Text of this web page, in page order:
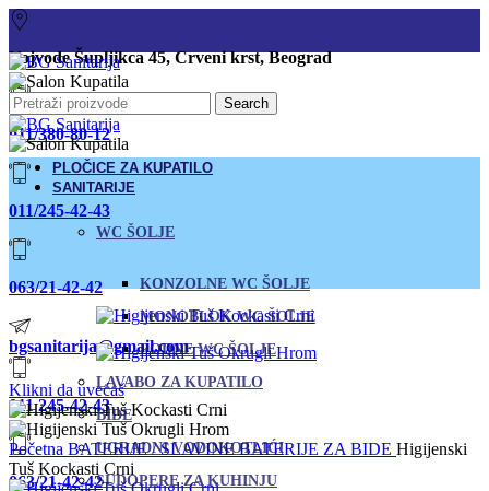
Vojvode Šupljikca 45, Crveni krst, Beograd
011/380-80-12
011/245-42-43
063/21-42-42
bgsanitarija@gmail.com
011 245-42-43
063/21-42-42
Search
PLOČICE ZA KUPATILO
SANITARIJE
WC ŠOLJE
KONZOLNE WC ŠOLJE
MONOBLOK WC ŠOLJE
PODNE WC ŠOLJE
LAVABO ZA KUPATILO
BIDE
UGRADNI VODOKOTLIĆI
SUDOPERE ZA KUHINJU
Klikni da uvećaš
Početna BATERIJE / SLAVINEBATERIJE ZA BIDE Higijenski
Tuš Kockasti Crni